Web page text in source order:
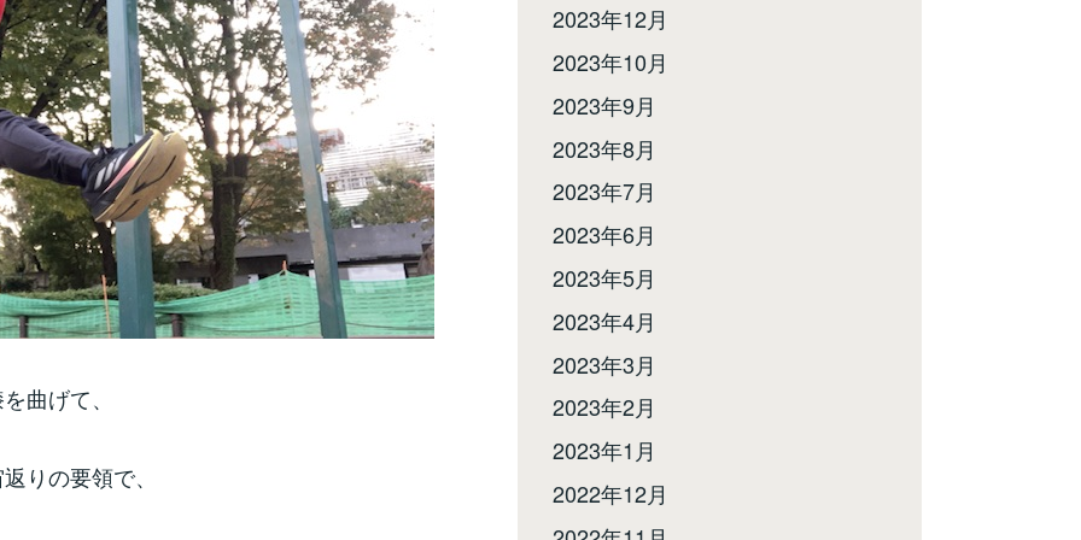
曲げて、
りの要領で、
2023年12月
2023年10月
2023年9月
2023年8月
2023年7月
2023年6月
2023年5月
2023年4月
2023年3月
2023年2月
2023年1月
2022年12月